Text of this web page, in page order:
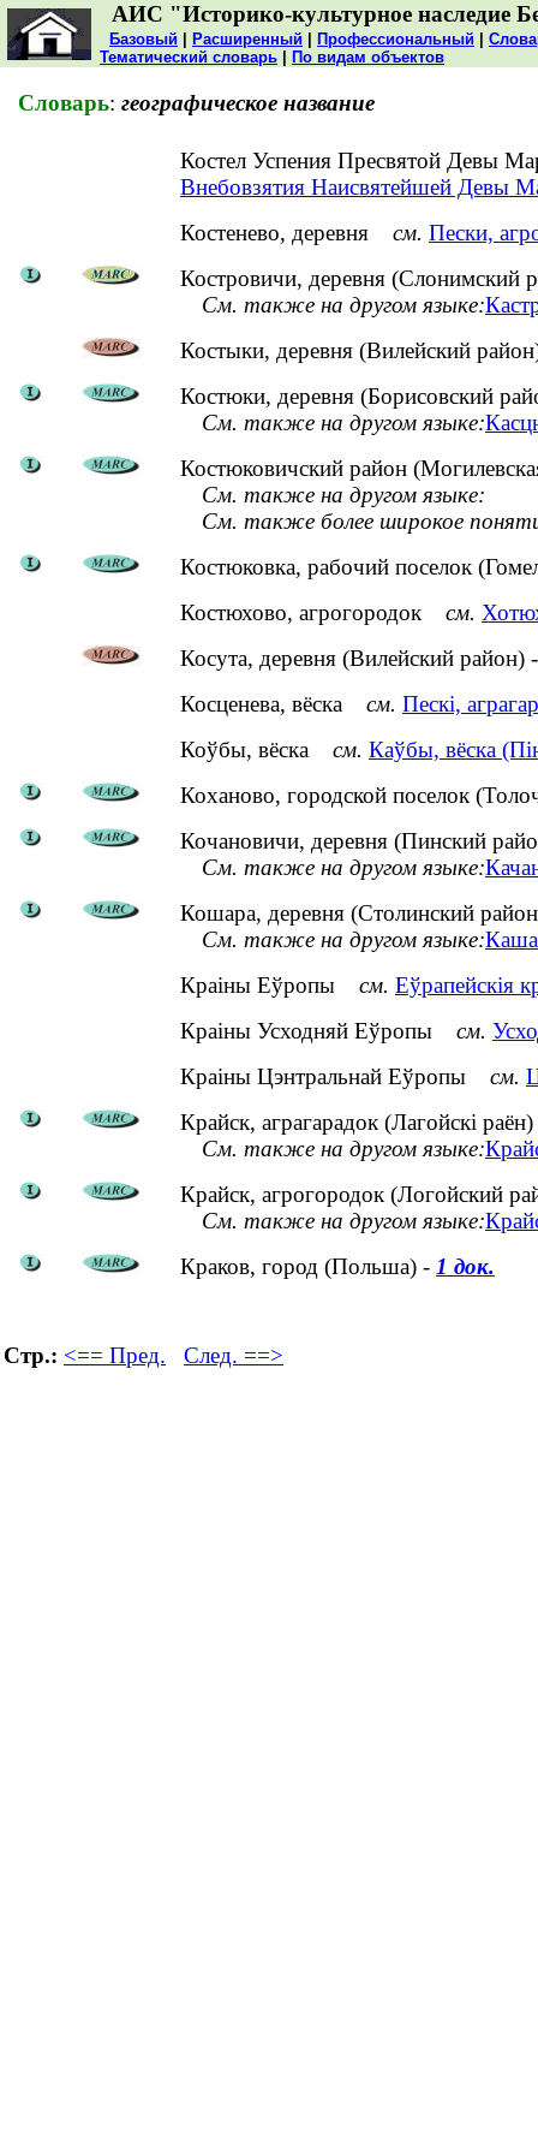
АИС "Историко-культурное наследие
Базовый Расширенный Профессиональный
Тематический словарь
По видам объектов
Словарь: географическое название
Костел Успения Пресвятой Девы
Внебовзятия Наисвятейшей Девы
Костенево, деревня см. Пески,
Костровичи, деревня (Слонимский
См. также на другом языке:
Костыки, деревня (Вилейский
Костюки, деревня (Борисовский
См. также на другом языке:
Костюковичский район
См. также на другом языке:
См. также более широкое
Костюковка, рабочий поселок
Костюхово, агрогородок см.
Косута, деревня (Вилейский район)
Косценева, вёска см. Пескі,
Коўбы, вёска см. Каўбы, вёска
Коханово, городской поселок
Кочановичи, деревня (Пинский
См. также на другом языке:
Кошара, деревня (Столинский
См. также на другом языке:
Краіны Еўропы см. Еўрапейскія
Краіны Усходняй Еўропы см.
Краіны Цэнтральнай Еўропы см.
Крайск, аграгарадок (Лагойскі раён)
См. также на другом языке:
Крайск, агрогородок (Логойский
См. также на другом языке:
Краков, город (Польша) - 1 док.
Стр.: <== Пред. След. ==>